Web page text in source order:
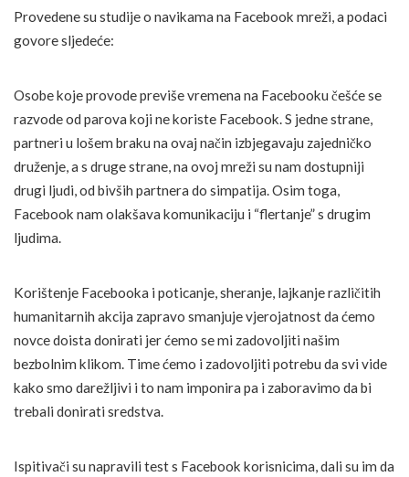
Provedene su studije o navikama na Facebook mreži, a podaci
govore sljedeće:
Osobe koje provode previše vremena na Facebooku češće se
razvode od parova koji ne koriste Facebook. S jedne strane,
partneri u lošem braku na ovaj način izbjegavaju zajedničko
druženje, a s druge strane, na ovoj mreži su nam dostupniji
drugi ljudi, od bivših partnera do simpatija. Osim toga,
Facebook nam olakšava komunikaciju i “flertanje” s drugim
ljudima.
Korištenje Facebooka i poticanje, sheranje, lajkanje različitih
humanitarnih akcija zapravo smanjuje vjerojatnost da ćemo
novce doista donirati jer ćemo se mi zadovoljiti našim
bezbolnim klikom. Time ćemo i zadovoljiti potrebu da svi vide
kako smo darežljivi i to nam imponira pa i zaboravimo da bi
trebali donirati sredstva.
Ispitivači su napravili test s Facebook korisnicima, dali su im da